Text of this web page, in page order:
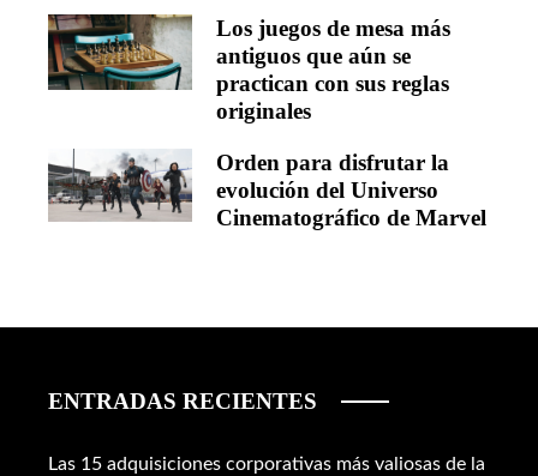
Los juegos de mesa más
antiguos que aún se
practican con sus reglas
originales
Orden para disfrutar la
evolución del Universo
Cinematográfico de Marvel
ENTRADAS RECIENTES
Las 15 adquisiciones corporativas más valiosas de la